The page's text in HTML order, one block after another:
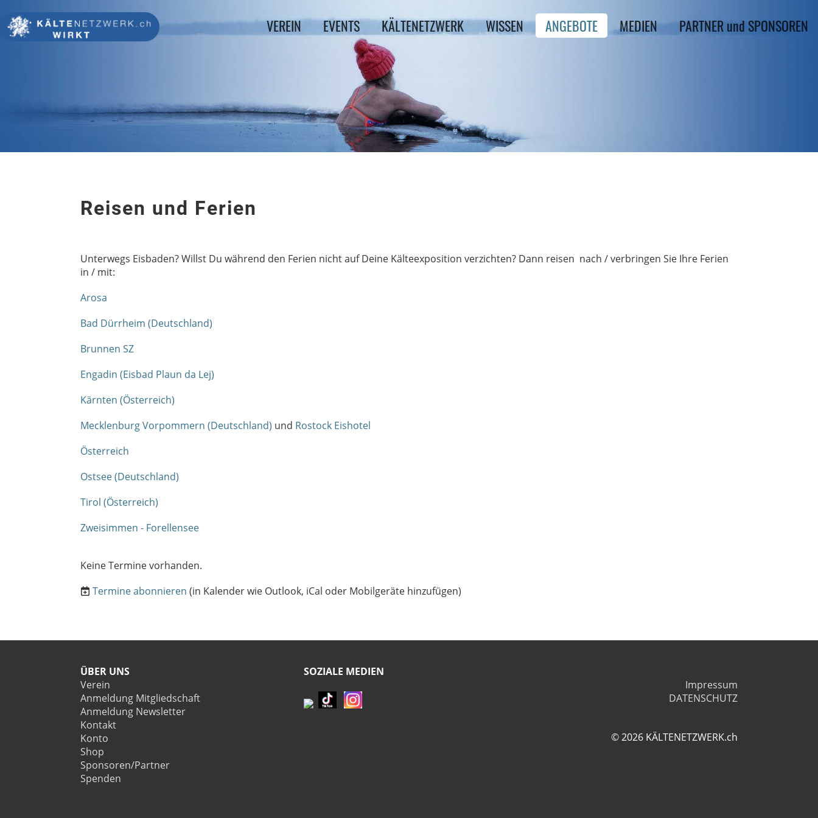
VEREIN EVENTS KÄLTENETZWERK WISSEN ANGEBOTE MEDIEN PARTNER und SPONSOREN
Reisen und Ferien
Unterwegs Eisbaden? Willst Du während den Ferien nicht auf Deine Kälteexposition verzichten? Dann reisen nach / verbringen Sie Ihre Ferien
in / mit:
Arosa
Bad Dürrheim (Deutschland)
Brunnen SZ
Engadin (Eisbad Plaun da Lej)
Kärnten (Österreich)
Mecklenburg Vorpommern (Deutschland) und Rostock Eishotel
Österreich
Ostsee (Deutschland)
Tirol (Österreich)
Zweisimmen - Forellensee
Keine Termine vorhanden.
Termine abonnieren (in Kalender wie Outlook, iCal oder Mobilgeräte hinzufügen)
ÜBER UNS
Verein
Anmeldung Mitgliedschaft
Anmeldung Newsletter
Kontakt
Konto
Shop
Sponsoren/Partner
Spenden
SOZIALE MEDIEN
Impressum
DATENSCHUTZ
© 2026 KÄLTENETZWERK.ch